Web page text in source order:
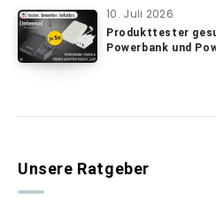
10. Juli 2026
Produkttester
Powerbank und
Unsere Ratgeber